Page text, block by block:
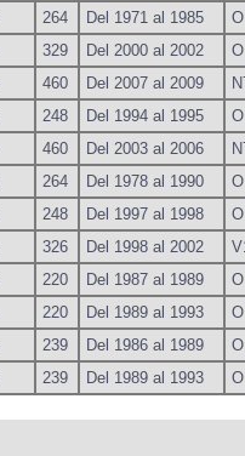
264 Del 1971 al 1985
329 Del 2000 al 2002
460 Del 2007 al 2009
248 Del 1994 al 1995
460 Del 2003 al 2006
264 Del 1978 al 1990
248 Del 1997 al 1998
326 Del 1998 al 2002
220 Del 1987 al 1989
220 Del 1989 al 1993
239 Del 1986 al 1989
239 Del 1989 al 1993